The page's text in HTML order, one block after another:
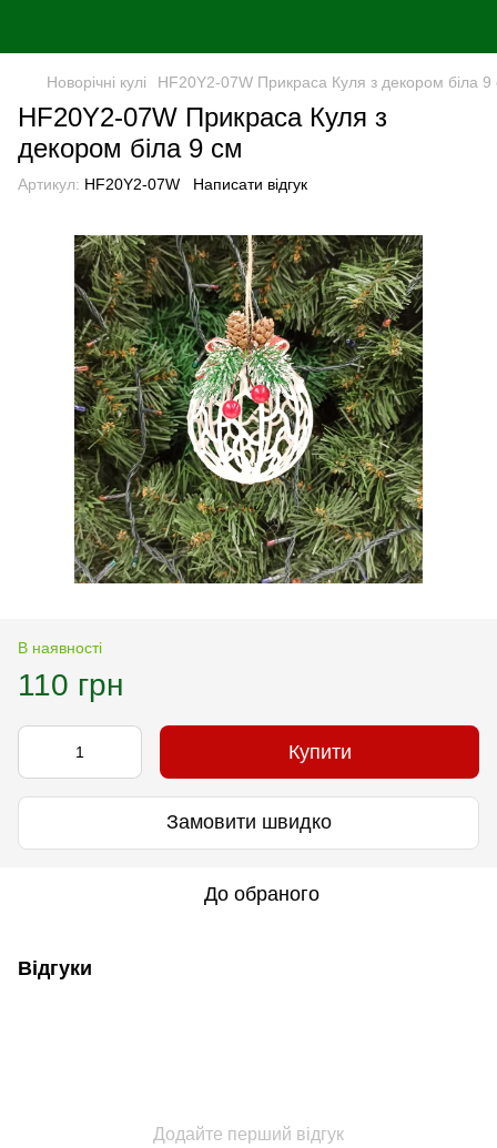
Новорiчнi кулi HF20Y2-07W Прикраса Куля з декором біла 9
HF20Y2-07W Прикраса Куля з
декором біла 9 см
Артикул: HF20Y2-07W Написати відгук
В наявності
110 грн
Купити
Замовити швидко
До обраного
Відгуки
Додайте перший відгук